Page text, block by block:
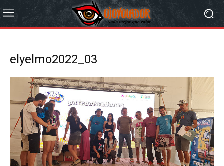
elyelmo2022_03